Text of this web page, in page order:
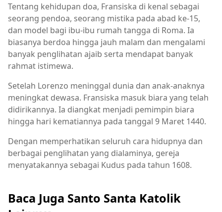
Tentang kehidupan doa, Fransiska di kenal sebagai
seorang pendoa, seorang mistika pada abad ke-15,
dan model bagi ibu-ibu rumah tangga di Roma. Ia
biasanya berdoa hingga jauh malam dan mengalami
banyak penglihatan ajaib serta mendapat banyak
rahmat istimewa.
Setelah Lorenzo meninggal dunia dan anak-anaknya
meningkat dewasa. Fransiska masuk biara yang telah
didirikannya. Ia diangkat menjadi pemimpin biara
hingga hari kematiannya pada tanggal 9 Maret 1440.
Dengan memperhatikan seluruh cara hidupnya dan
berbagai penglihatan yang dialaminya, gereja
menyatakannya sebagai Kudus pada tahun 1608.
Baca Juga Santo Santa Katolik